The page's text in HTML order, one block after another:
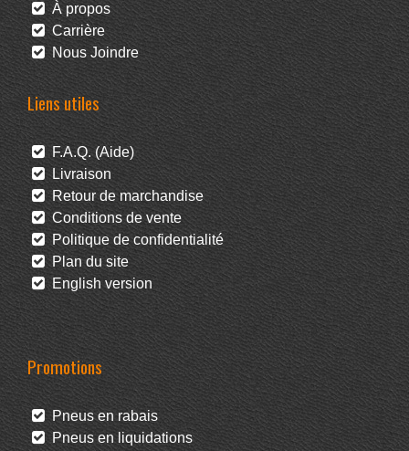
À propos
Carrière
Nous Joindre
Liens utiles
F.A.Q. (Aide)
Livraison
Retour de marchandise
Conditions de vente
Politique de confidentialité
Plan du site
English version
Promotions
Pneus en rabais
Pneus en liquidations